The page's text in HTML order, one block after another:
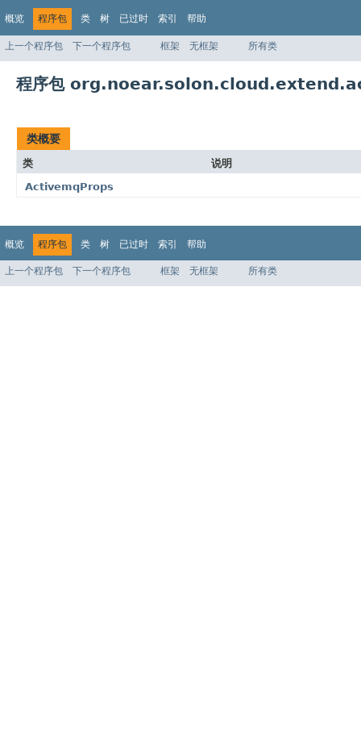
概览 程序包 类 树 已过时 索引 帮助
上一个程序包 下一个程序包 框架 无框架 所有类
程序包
类概要
类
说明
ActivemqProps
概览 程序包 类 树 已过时 索引 帮助
上一个程序包 下一个程序包 框架 无框架 所有类